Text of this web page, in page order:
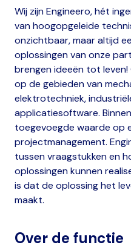
Wij zijn Engineero, hét
van hoogopgeleide
onzichtbaar, maar altijd
oplossingen van onze
brengen ideeën tot leven!
op de gebieden van
elektrotechniek,
applicatiesoftware.
toegevoegde waarde op
projectmanagement.
tussen vraagstukken en
oplossingen kunnen
is dat de oplossing het
maakt.
Over de functie